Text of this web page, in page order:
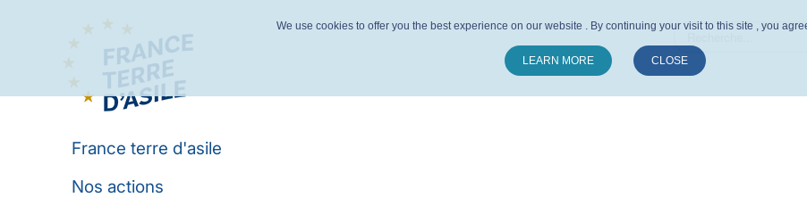
France terre d'asile
Nos actions
We use cookies to offer you the best experience on our website . By continuing your visit to this site , you
LEARN MORE CLOSE